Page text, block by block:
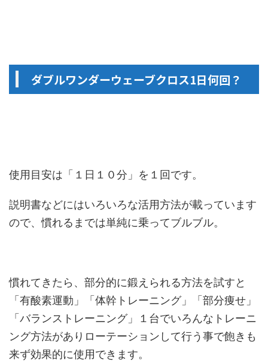
ダブルワンダーウェーブクロス1日何回？
使用目安は「１日１０分」を１回です。
説明書などにはいろいろな活用方法が載っています
ので、慣れるまでは単純に乗ってブルブル。
慣れてきたら、部分的に鍛えられる方法を試すと
「有酸素運動」「体幹トレーニング」「部分痩せ」
「バランストレーニング」１台でいろんなトレーニ
ング方法がありローテーションして行う事で飽きも
来ず効果的に使用できます。